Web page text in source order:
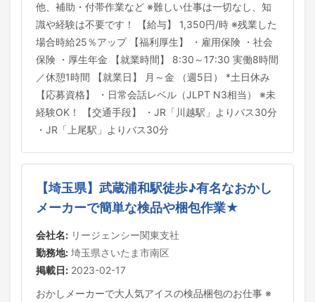
他、補助・付帯作業など ※難しい仕事は一切なし、知
識や経験は不要です！ 【給与】 1,350円/時 ※残業した
場合時給25％アップ 【福利厚生】 ・雇用保険 ・社会
保険 ・厚生年金 【就業時間】 8:30～17:30 実働8時間
／休憩1時間 【就業日】 月～金 （週5日） *土日休み
【応募資格】 ・日常会話レベル（JLPT N3相当） ※未
経験OK！ 【交通手段】 ・JR「川越駅」よりバス30分
・JR「上尾駅」よりバス30分
【埼玉県】武蔵浦和駅徒歩♪有名なおかし
メーカーで簡単な検品や梱包作業★
会社名: リージェンシー関東支社
勤務地: 埼玉県さいたま市南区
掲載日: 2023-02-17
おかしメーカーで大人気アイスの検品梱包のお仕事 ※